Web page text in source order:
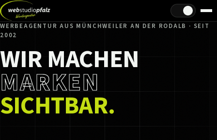
Hell/Dunkel
WERBEAGENTUR AUS MÜNCHWEILER AN DER RODALB · SEIT
2002
WIR MACHEN
MARKEN
SICHTBAR.